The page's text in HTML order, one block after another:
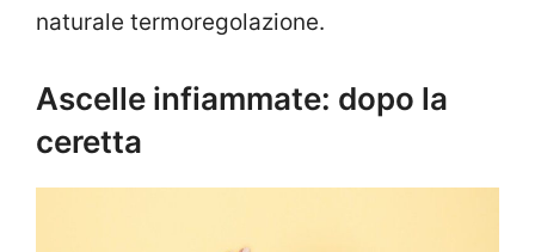
naturale termoregolazione.
Ascelle infiammate: dopo la
ceretta